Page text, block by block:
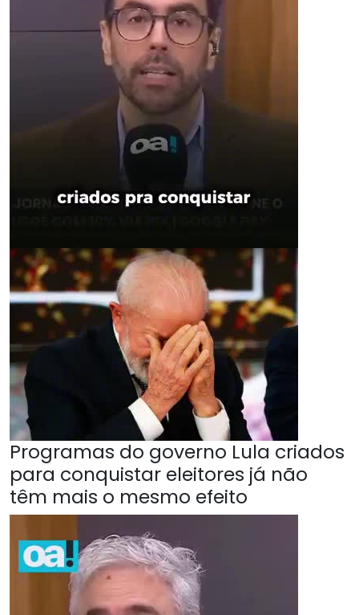
Programas do governo Lula criados
para conquistar eleitores já não
têm mais o mesmo efeito